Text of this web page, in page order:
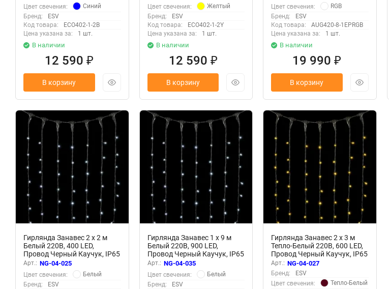
Цвет свечения:
Синий
Бренд:
ESV
Код товара:
ECO402-1-2B
Цена указана за:
1 шт.
В наличии
12 590₽
В корзину
Цвет свечения:
Желтый
Бренд:
ESV
Код товара:
ECO402-1-2Y
Цена указана за:
1 шт.
В наличии
12 590 ₽
В корзину
Цвет свечения:
RGB
Бренд:
ESV
Код товара:
AUG420-8-1EPRGB
Цена указана за:
1 шт.
В наличии
19 990₽
В корзину
Гирлянда Занавес 2 x 2 м
Белый 220В, 400 LED,
Провод Черный Каучук, IP65
Арт.: NG-04-025
Цвет свечения:
Белый
Бренд:
ESV
Гирлянда Занавес 1 x 9 м
Белый 220В, 900 LED,
Провод Черный Каучук, IP65
Арт.: NG-04-035
Цвет свечения:
Белый
Бренд:
ESV
Гирлянда Занавес 2 x 3 м
Тепло-Белый 220В, 600 LED,
Провод Черный Каучук, IP65
Арт.: NG-04-027
Бренд:
ESV
Цвет свечения:
Тепло-Белый